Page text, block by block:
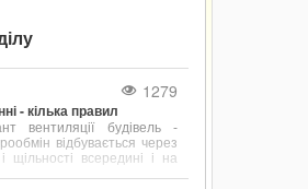
1279
- кілька правил
вентиляції будівель -
відбувається через
щільності всередині і на